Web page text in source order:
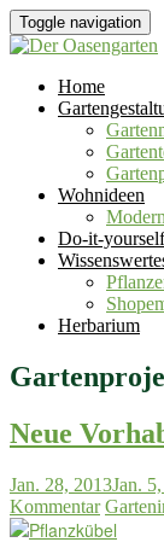
Toggle navigation
Home
Wohnideen
Do-it-yourself
Herbarium
Neue
Jan. 28, 2013Jan.
Kommentar